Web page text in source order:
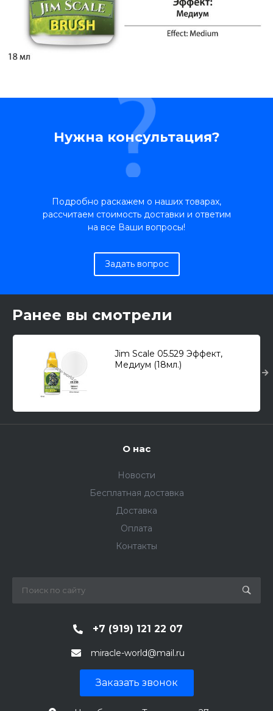
Нужна консультация?
Подробно раскажем о наших товарах,
рассчитаем стоимость доставки и ответим
на все Ваши вопросы!
Задать вопрос
Ранее вы смотрели
Jim Scale 05.529 Эффект,
Медиум (18мл.)
О нас
Новости
Бесплатная доставка
Доставка
Оплата
Контакты
+7 (919) 121 22 07
miracle-world@mail.ru
Заказать звонок